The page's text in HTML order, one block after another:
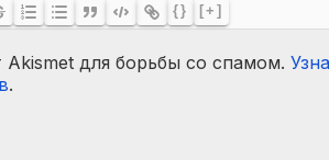
{} [+]
Akismet для борьбы со спамом.
.